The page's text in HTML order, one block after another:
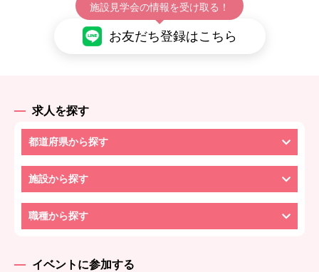
施設見学会の情報を受け取る！
お友だち登録はこちら
求人を探す
都道府県から探す
施設から探す
職種から探す
イベントに参加する